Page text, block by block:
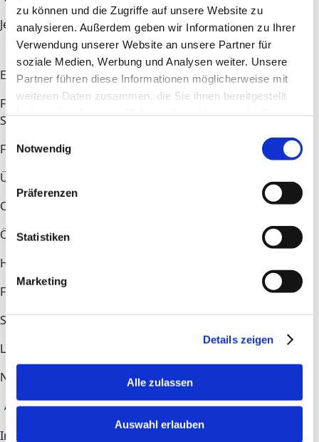
zu können und die Zugriffe auf unsere Website zu
analysieren. Außerdem geben wir Informationen zu Ihrer
Verwendung unserer Website an unsere Partner für
soziale Medien, Werbung und Analysen weiter. Unsere
Partner führen diese Informationen möglicherweise mit
weiteren Daten zusammen, die Sie ihnen bereitgestellt
Notwendig
Präferenzen
Statistiken
Marketing
Details zeigen
Alle zulassen
Auswahl erlauben
Jetzt bewerben
Entdecken
Für Startups & TalentsFür UnternehmenCoworking
SpacePartnerÜber LOVEDIS
Fokusthemen
Überblick
COMMUNITY
ÖkosystemNewsroom
Hilfe & Kontakt
FAQs
Kontakt
STAY UP TO DATE
LinkedIn
Newsletter-Anmeldung
Anmelden
Impressum